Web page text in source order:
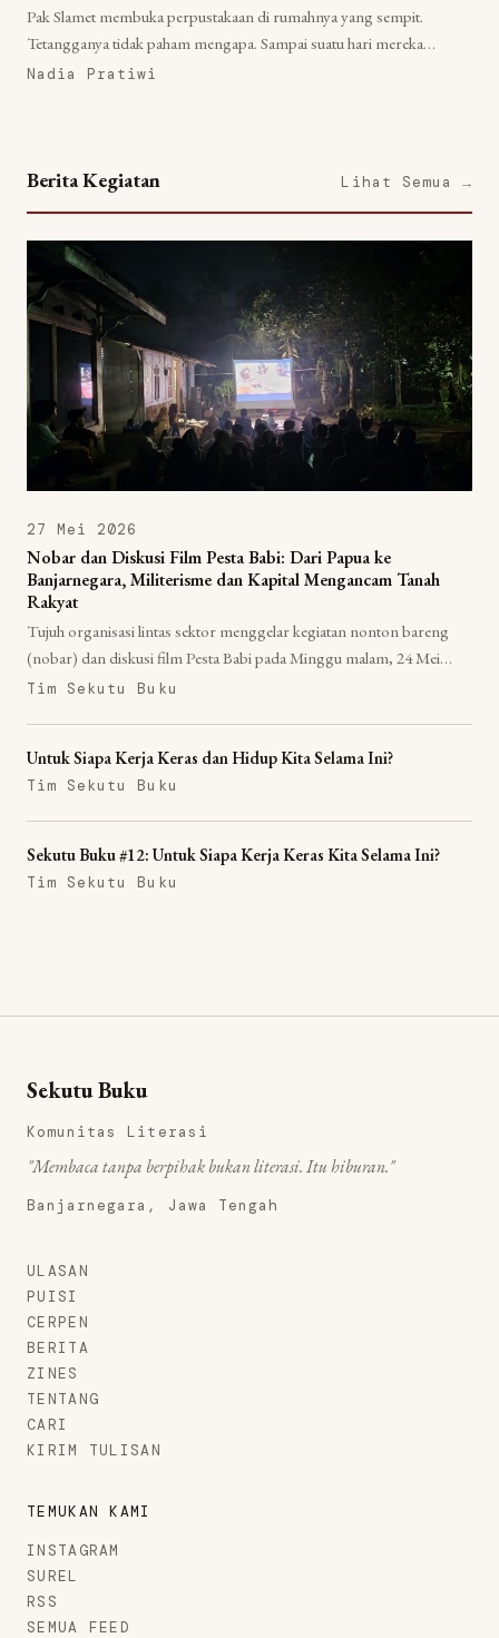
Pak Slamet membuka perpustakaan di rumahnya yang sempit.
Tetangganya tidak paham mengapa. Sampai suatu hari mereka
paham.
Nadia Pratiwi
Berita Kegiatan Lihat Semua →
27 Mei 2026
Nobar dan Diskusi Film Pesta Babi: Dari Papua ke
Banjarnegara, Militerisme dan Kapital Mengancam Tanah
Rakyat
Tujuh organisasi lintas sektor menggelar kegiatan nonton bareng
(nobar) dan diskusi film Pesta Babi pada Minggu malam, 24 Mei
2026, bertempat di Shankara Tani School, Banjarnegara.
Tim Sekutu Buku
Untuk Siapa Kerja Keras dan Hidup Kita Selama Ini?
Tim Sekutu Buku
Sekutu Buku #12: Untuk Siapa Kerja Keras Kita Selama Ini?
Tim Sekutu Buku
Sekutu Buku
Komunitas Literasi
"Membaca tanpa berpihak bukan literasi. Itu hiburan."
Banjarnegara, Jawa Tengah
ULASAN
PUISI
CERPEN
BERITA
ZINES
TENTANG
CARI
KIRIM TULISAN
TEMUKAN KAMI
INSTAGRAM
SUREL
RSS
SEMUA FEED